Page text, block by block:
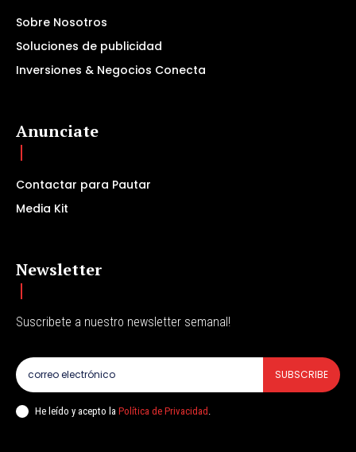
Sobre Nosotros
Soluciones de publicidad
Inversiones & Negocios Conecta
Anunciate
Contactar para Pautar
Media Kit
Newsletter
Suscribete a nuestro newsletter semanal!
SUBSCRIBE
He leído y acepto la Política de Privacidad